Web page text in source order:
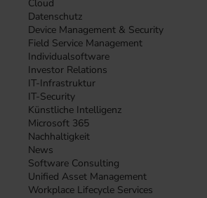
Cloud
Datenschutz
Device Management & Security
Field Service Management
Individualsoftware
Investor Relations
IT-Infrastruktur
IT-Security
Künstliche Intelligenz
Microsoft 365
Nachhaltigkeit
News
Software Consulting
Unified Asset Management
Workplace Lifecycle Services